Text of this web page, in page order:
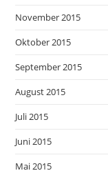
November 2015
Oktober 2015
September 2015
August 2015
Juli 2015
Juni 2015
Mai 2015